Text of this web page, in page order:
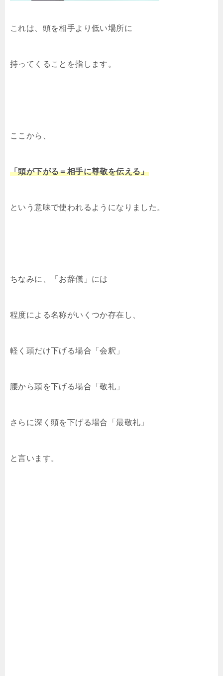
これは、頭を相手より低い場所に
持ってくることを指します。
ここから、
「頭が下がる＝相手に尊敬を伝える」
という意味で使われるようになりました。
ちなみに、「お辞儀」には
程度による名称がいくつか存在し、
軽く頭だけ下げる場合「会釈」
腰から頭を下げる場合「敬礼」
さらに深く頭を下げる場合「最敬礼」
と言います。